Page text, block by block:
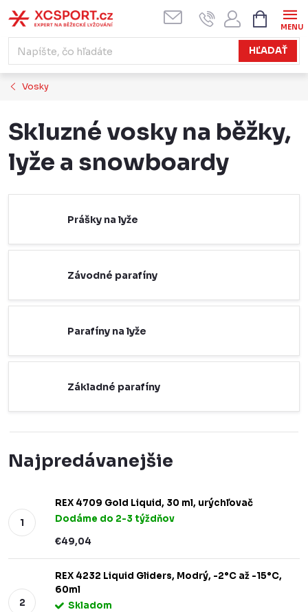
na
obsah
HĽADAŤ
KOŠÍK
Vosky
Skluzné vosky na běžky,
lyže a snowboardy
Prášky na lyže
Závodné parafíny
Parafíny na lyže
Základné parafíny
Najpredávanejšie
REX 4709 Gold Liquid, 30 ml, urýchľovač
Dodáme do 2-3 týždňov
€49,04
REX 4232 Liquid Gliders, Modrý, -2°C až -15°C,
60ml
Skladom